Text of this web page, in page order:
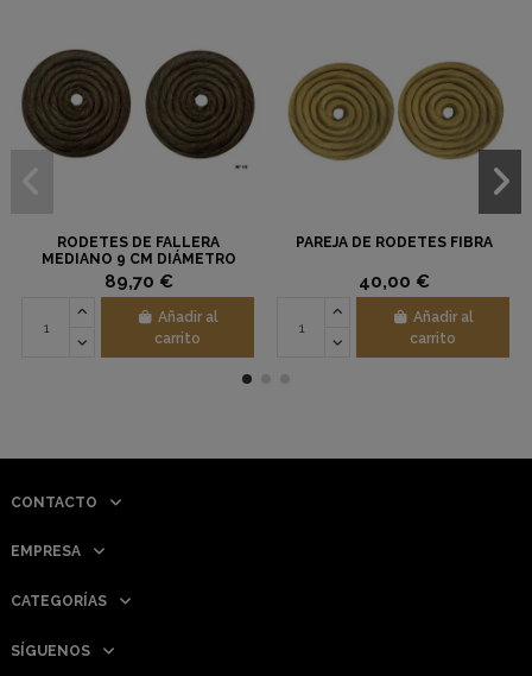
RODETES DE FALLERA
MEDIANO 9 CM DIÁMETRO
CABELLO NATURAL PAREJA
89,70 €
Añadir al
carrito
PAREJA DE RODETES FIBRA
40,00 €
Añadir al
carrito
CONTACTO
EMPRESA
CATEGORÍAS
SÍGUENOS